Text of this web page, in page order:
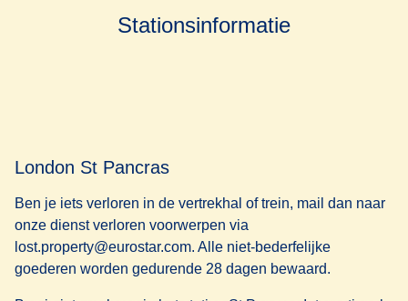
Stationsinformatie
London St Pancras
Ben je iets verloren in de vertrekhal of trein, mail dan naar
onze dienst verloren voorwerpen via
lost.property@eurostar.com. Alle niet-bederfelijke
goederen worden gedurende 28 dagen bewaard.